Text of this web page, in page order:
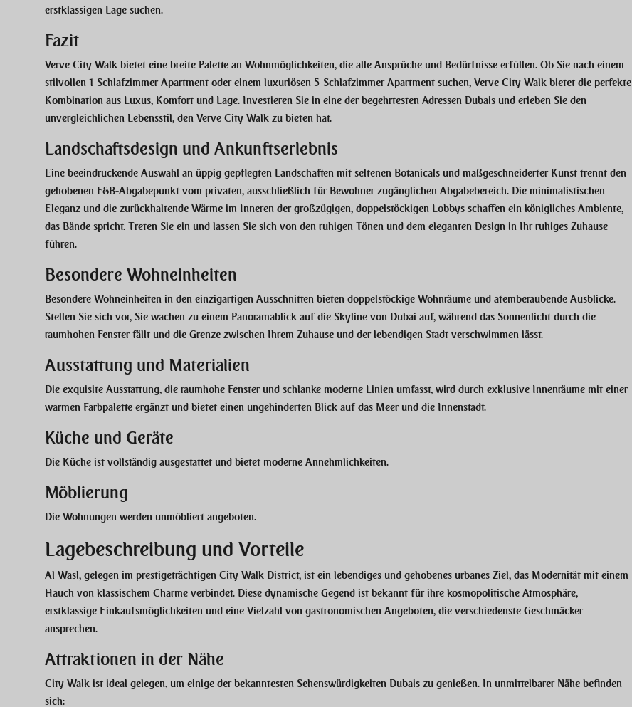
erstklassigen Lage suchen.
Fazit
Verve City Walk bietet eine breite Palette an Wohnmöglichkeiten, die alle Ansprüche und Bedürfnisse erfüllen. Ob Sie nach einem
stilvollen 1-Schlafzimmer-Apartment oder einem luxuriösen 5-Schlafzimmer-Apartment suchen, Verve City Walk bietet die perfekte
Kombination aus Luxus, Komfort und Lage. Investieren Sie in eine der begehrtesten Adressen Dubais und erleben Sie den
unvergleichlichen Lebensstil, den Verve City Walk zu bieten hat.
Landschaftsdesign und Ankunftserlebnis
Eine beeindruckende Auswahl an üppig gepflegten Landschaften mit seltenen Botanicals und maßgeschneiderter Kunst trennt den
gehobenen F&B-Abgabepunkt vom privaten, ausschließlich für Bewohner zugänglichen Abgabebereich. Die minimalistischen
Eleganz und die zurückhaltende Wärme im Inneren der großzügigen, doppelstöckigen Lobbys schaffen ein königliches Ambiente,
das Bände spricht. Treten Sie ein und lassen Sie sich von den ruhigen Tönen und dem eleganten Design in Ihr ruhiges Zuhause
führen.
Besondere Wohneinheiten
Besondere Wohneinheiten in den einzigartigen Ausschnitten bieten doppelstöckige Wohnräume und atemberaubende Ausblicke.
Stellen Sie sich vor, Sie wachen zu einem Panoramablick auf die Skyline von Dubai auf, während das Sonnenlicht durch die
raumhohen Fenster fällt und die Grenze zwischen Ihrem Zuhause und der lebendigen Stadt verschwimmen lässt.
Ausstattung und Materialien
Die exquisite Ausstattung, die raumhohe Fenster und schlanke moderne Linien umfasst, wird durch exklusive Innenräume mit einer
warmen Farbpalette ergänzt und bietet einen ungehinderten Blick auf das Meer und die Innenstadt.
Küche und Geräte
Die Küche ist vollständig ausgestattet und bietet moderne Annehmlichkeiten.
Möblierung
Die Wohnungen werden unmöbliert angeboten.
Lagebeschreibung und Vorteile
Al Wasl, gelegen im prestigeträchtigen City Walk District, ist ein lebendiges und gehobenes urbanes Ziel, das Modernität mit einem
Hauch von klassischem Charme verbindet. Diese dynamische Gegend ist bekannt für ihre kosmopolitische Atmosphäre,
erstklassige Einkaufsmöglichkeiten und eine Vielzahl von gastronomischen Angeboten, die verschiedenste Geschmäcker
ansprechen.
Attraktionen in der Nähe
City Walk ist ideal gelegen, um einige der bekanntesten Sehenswürdigkeiten Dubais zu genießen. In unmittelbarer Nähe befinden
sich: